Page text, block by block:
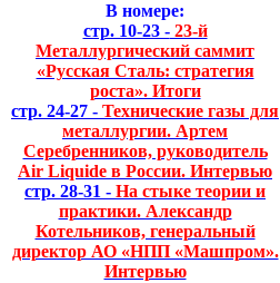
В номере:
стр. 10-23 -23-й
Металлургический саммит
«Русская Сталь: стратегия
роста». Итоги
стр. 24-27 - Технические газы для
металлургии. Артем
Серебренников, руководитель
Air Liquide в России. Интервью
стр. 28-31 - На стыке теории и
практики. Александр
Котельников, генеральный
директор АО «НПП «Машпром».
Интервью